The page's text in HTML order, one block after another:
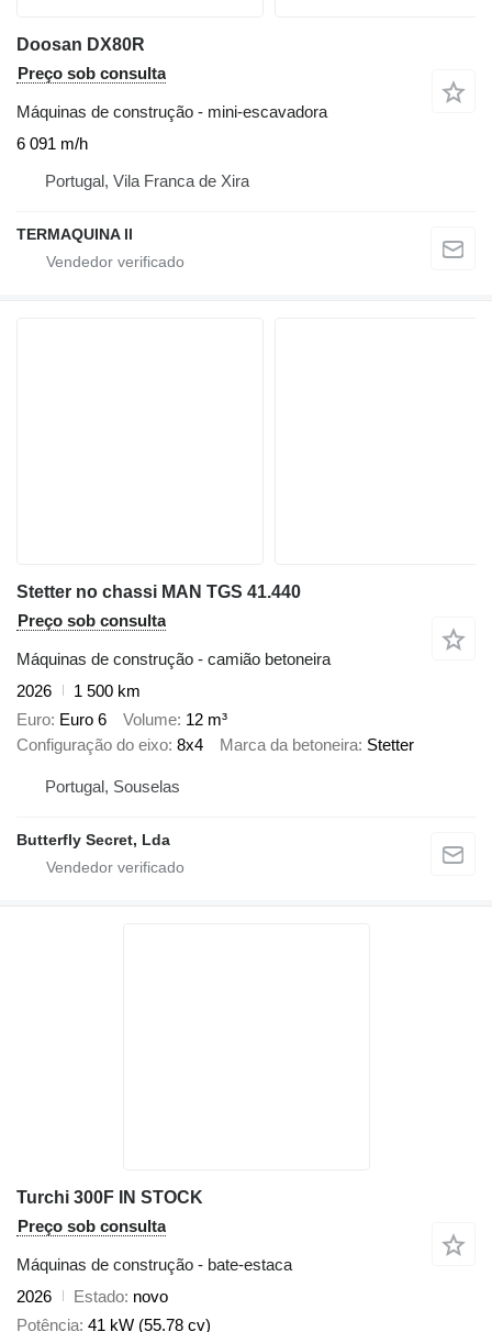
Doosan DX80R
Preço sob consulta
Máquinas de construção - mini-escavadora
6 091 m/h
Portugal, Vila Franca de Xira
TERMAQUINA ll
Stetter no chassi MAN TGS 41.440
Preço sob consulta
Máquinas de construção - camião betoneira
2026
1 500 km
Euro Euro 6 Volume 12 m³
Configuração do eixo 8x4 Marca da betoneira Stetter
Portugal, Souselas
Butterfly Secret, Lda
Turchi 300F IN STOCK
Preço sob consulta
Máquinas de construção - bate-estaca
2026
Estado novo
Potência 41 kW (55.78 cv)